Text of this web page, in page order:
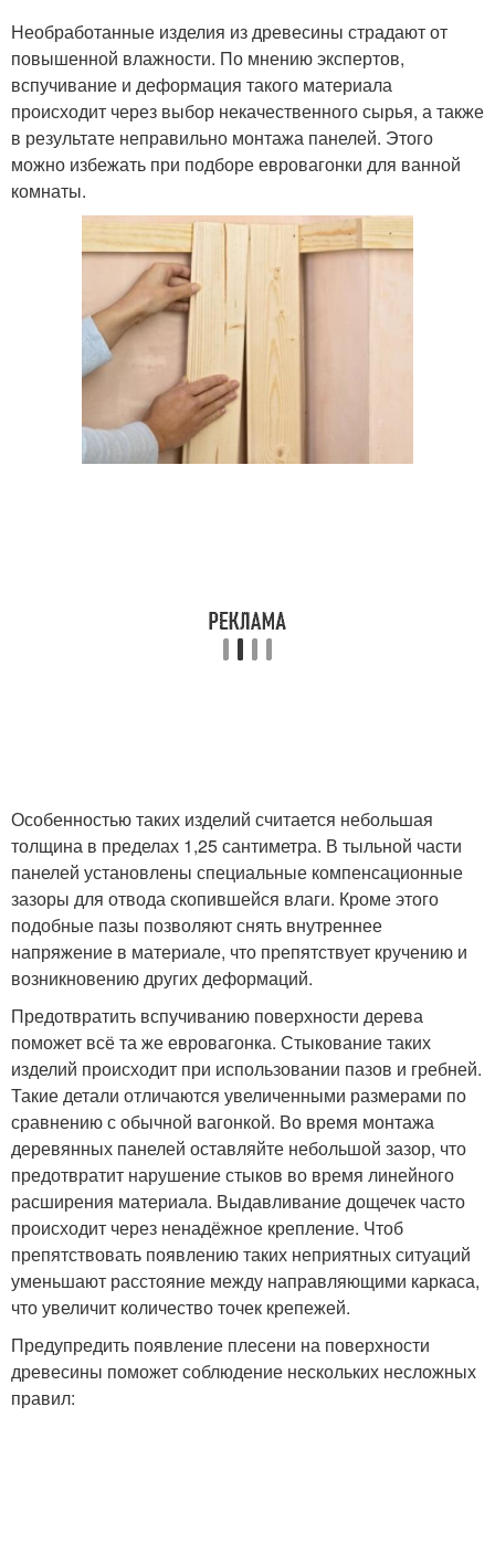
Необработанные изделия из древесины страдают от
повышенной влажности. По мнению экспертов,
вспучивание и деформация такого материала
происходит через выбор некачественного сырья, а также
в результате неправильно монтажа панелей. Этого
можно избежать при подборе евровагонки для ванной
комнаты.
Особенностью таких изделий считается небольшая
толщина в пределах 1,25 сантиметра. В тыльной части
панелей установлены специальные компенсационные
зазоры для отвода скопившейся влаги. Кроме этого
подобные пазы позволяют снять внутреннее
напряжение в материале, что препятствует кручению и
возникновению других деформаций.
Предотвратить вспучиванию поверхности дерева
поможет всё та же евровагонка. Стыкование таких
изделий происходит при использовании пазов и гребней.
Такие детали отличаются увеличенными размерами по
сравнению с обычной вагонкой. Во время монтажа
деревянных панелей оставляйте небольшой зазор, что
предотвратит нарушение стыков во время линейного
расширения материала. Выдавливание дощечек часто
происходит через ненадёжное крепление. Чтоб
препятствовать появлению таких неприятных ситуаций
уменьшают расстояние между направляющими каркаса,
что увеличит количество точек крепежей.
Предупредить появление плесени на поверхности
древесины поможет соблюдение нескольких несложных
правил: